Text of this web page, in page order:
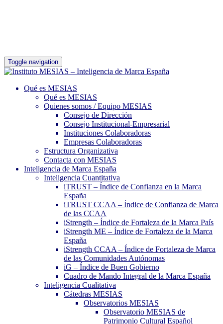
Toggle navigation
Qué es MESIAS
Qué es MESIAS
Quienes somos / Equipo MESIAS
Consejo de Dirección
Consejo Institucional-Empresarial
Instituciones Colaboradoras
Empresas Colaboradoras
Estructura Organizativa
Contacta con MESIAS
Inteligencia de Marca España
Inteligencia Cuantitativa
iTRUST – Índice de Confianza en la Marca
España
iTRUST CCAA – Índice de Confianza de Marca
de las CCAA
iStrength – Índice de Fortaleza de la Marca País
iStrength ME – Índice de Fortaleza de la Marca
España
iStrength CCAA – Índice de Fortaleza de Marca
de las Comunidades Autónomas
iG – Índice de Buen Gobierno
Cuadro de Mando Integral de la Marca España
Inteligencia Cualitativa
Cátedras MESIAS
Observatorios MESIAS
Observatorio MESIAS de
Patrimonio Cultural Español